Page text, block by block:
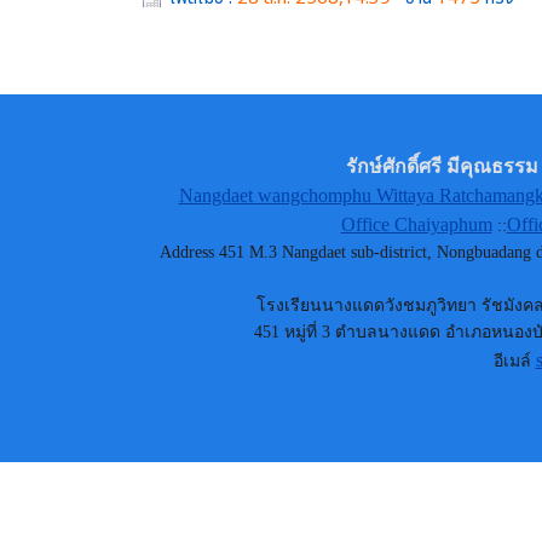
รักษ์ศักดิ์ศรี มีคุณธรรม
Nangdaet wangchomphu Wittaya
Office Chaiyaphum::
Address 451 M.3 Nangdaet sub-district,
โรงเรียนนางแดดวังชมภูวิทยา รัชมัง
451 หมู่ที่ 3 ตำบลนางแดด อำเภอหนอง
อีเมล์